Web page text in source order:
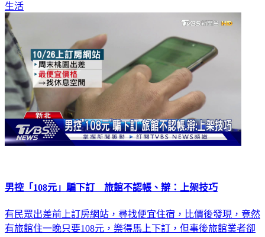
生活
男控「108元」騙下訂 旅館不認帳、辯：上架技巧
有民眾出差前上訂房網站，尋找便宜住宿，比價後發現，竟然
有旅館住一晚只要108元，樂得馬上下訂，但事後旅館業者卻